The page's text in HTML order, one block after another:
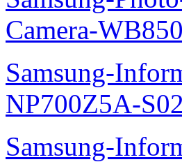
Camera-
Samsung-
NP700Z5A-
Samsung-